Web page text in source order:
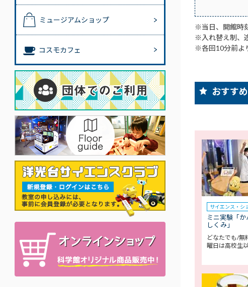
ミュージアムショップ
コスモカフェ
※当日、開館時
※入れ替え制、
※各回10分前よ
おすす
サイエンス・シ
ミニ実験「
しくみ」
どなたでも/無
曜日は高校生